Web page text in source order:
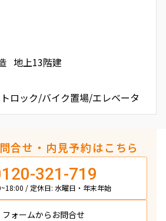
地上13階建
ロック/バイク置場/エレベータ
合せ・内見予約はこちら
321-719
/ 定休日: 水曜日・年末年始
フォームから お問合せ